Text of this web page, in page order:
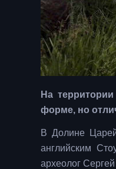
На
форме, но
В Долине
английским
археолог